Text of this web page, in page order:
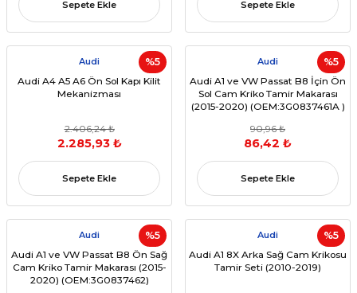
Sepete Ekle Sepete Ekle
%5
Audi
Audi A4 A5 A6 Ön Sol Kapı Kilit
Mekanizması
2.406,24 ₺
2.285,93 ₺
Sepete Ekle
%5
Audi
Audi A1 ve VW Passat B8 İçin Ön
Sol Cam Kriko Tamir Makarası
(2015-2020) (OEM:3G0837461A )
90,96 ₺
86,42 ₺
Sepete Ekle
%5
Audi
Audi A1 ve VW Passat B8 Ön Sağ
Cam Kriko Tamir Makarası (2015-
2020) (OEM:3G0837462)
%5
Audi
Audi A1 8X Arka Sağ Cam Krikosu
Tamir Seti (2010-2019)